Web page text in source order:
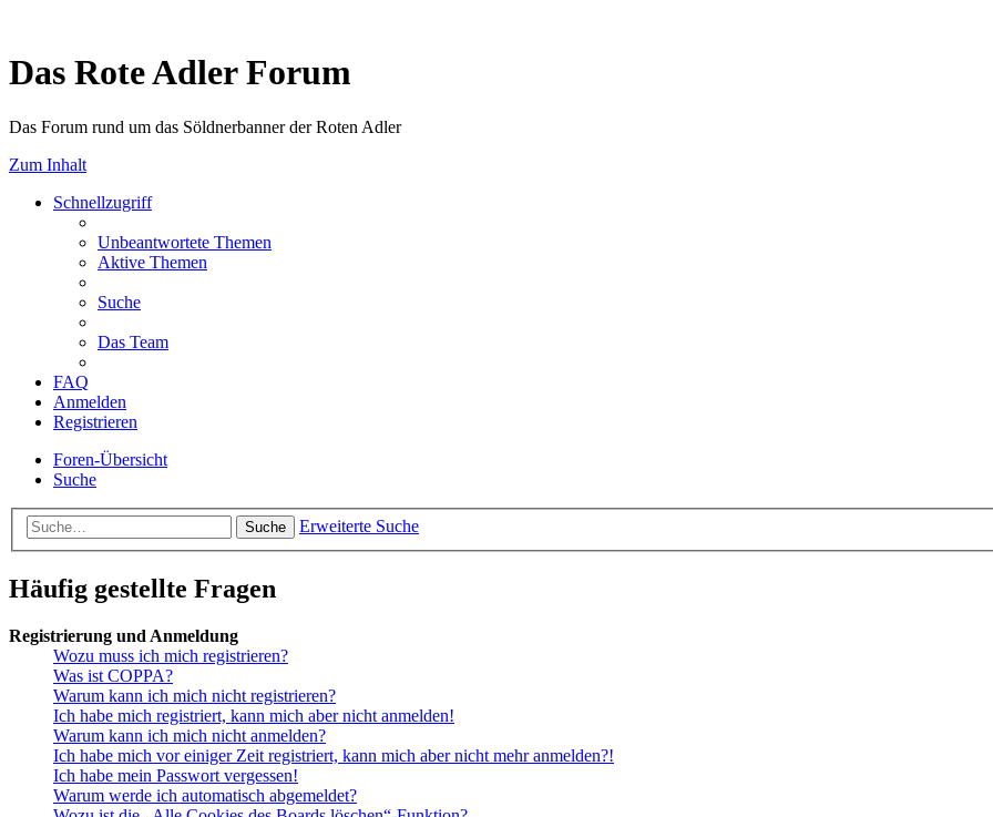
Das Rote Adler Forum
Das Forum rund um das Söldnerbanner der Roten Adler
Zum Inhalt
Schnellzugriff
Unbeantwortete Themen
Aktive Themen
Suche
Das Team
FAQ
Anmelden
Registrieren
Foren-Übersicht
Suche
Suche Erweiterte Suche
Häufig gestellte Fragen
Registrierung und Anmeldung
Wozu muss ich mich registrieren?
Was ist COPPA?
Warum kann ich mich nicht registrieren?
Ich habe mich registriert, kann mich aber nicht anmelden!
Warum kann ich mich nicht anmelden?
Ich habe mich vor einiger Zeit registriert, kann mich aber nicht mehr anmelden?!
Ich habe mein Passwort vergessen!
Warum werde ich automatisch abgemeldet?